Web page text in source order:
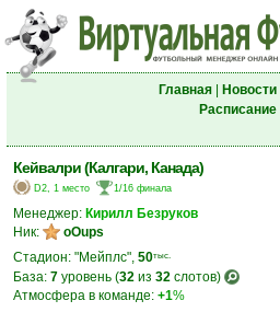
Главная| Новости|
Расписание|
Кейвалри (Калгари, Канада)
D2, 1 место 1/16 финала
Менеджер: Кирилл Безруков
Ник:
oOups
Стадион: "Мейплс", 50тыс.
База: 7 уровень (32 из 32 слотов)
Атмосфера в команде: +1%